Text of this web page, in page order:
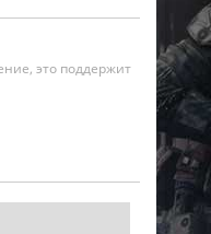
это поддержит